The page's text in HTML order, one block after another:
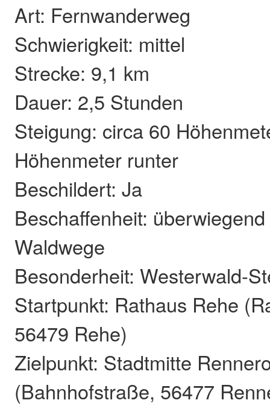
Art: Fernwanderweg
Schwierigkeit: mittel
Strecke: 9,1 km
Dauer: 2,5 Stunden
Steigung: circa 60
Höhenmeter runter
Beschildert: Ja
Beschaffenheit:
Waldwege
Besonderheit: Westerwald-
Startpunkt: Rathaus Rehe
56479 Rehe)
Zielpunkt: Stadtmitte
(Bahnhofstraße, 56477